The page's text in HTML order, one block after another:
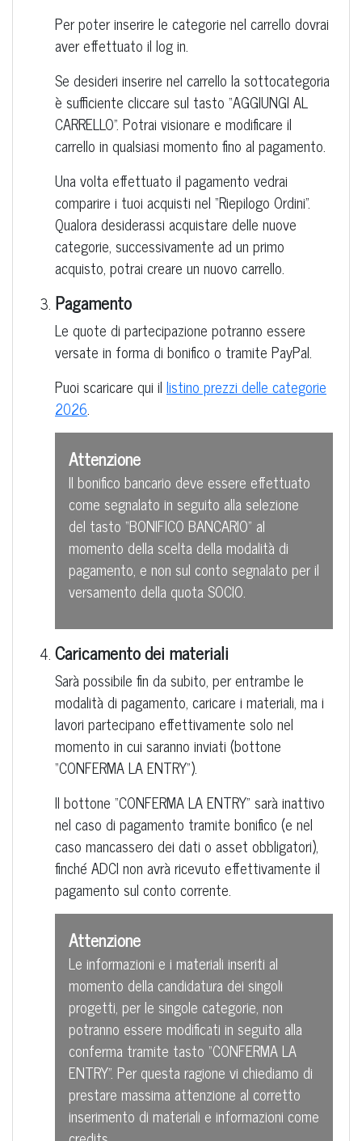
Per poter inserire le categorie nel carrello dovrai
aver effettuato il log in.
Se desideri inserire nel carrello la sottocategoria
è sufficiente cliccare sul tasto “AGGIUNGI AL
CARRELLO”. Potrai visionare e modificare il
carrello in qualsiasi momento fino al pagamento.
Una volta effettuato il pagamento vedrai
comparire i tuoi acquisti nel “Riepilogo Ordini”.
Qualora desiderassi acquistare delle nuove
categorie, successivamente ad un primo
acquisto, potrai creare un nuovo carrello.
Pagamento
Le quote di partecipazione potranno essere
versate in forma di bonifico o tramite PayPal.
Puoi scaricare qui il listino prezzi delle categorie
2026.
Attenzione
Il bonifico bancario deve essere effettuato
come segnalato in seguito alla selezione
del tasto “BONIFICO BANCARIO” al
momento della scelta della modalità di
pagamento, e non sul conto segnalato per il
versamento della quota SOCIO.
Caricamento dei materiali
Sarà possibile fin da subito, per entrambe le
modalità di pagamento, caricare i materiali, ma i
lavori partecipano effettivamente solo nel
momento in cui saranno inviati (bottone
“CONFERMA LA ENTRY”).
Il bottone “CONFERMA LA ENTRY” sarà inattivo
nel caso di pagamento tramite bonifico (e nel
caso mancassero dei dati o asset obbligatori),
finché ADCI non avrà ricevuto effettivamente il
pagamento sul conto corrente.
Attenzione
Le informazioni e i materiali inseriti al
momento della candidatura dei singoli
progetti, per le singole categorie, non
potranno essere modificati in seguito alla
conferma tramite tasto “CONFERMA LA
ENTRY”. Per questa ragione vi chiediamo di
prestare massima attenzione al corretto
inserimento di materiali e informazioni come